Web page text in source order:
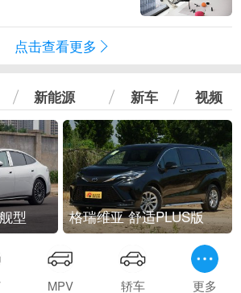
点击查看更多
新能源 新车 视频
型 格瑞维亚 舒适PLUS版
MPV 轿车 更多